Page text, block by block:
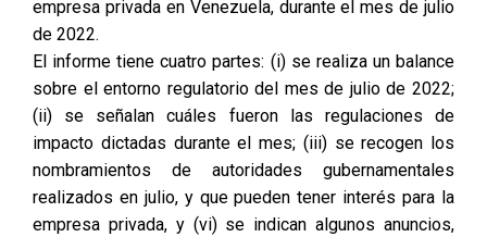
empresa privada en Venezuela, durante el mes de julio
de 2022.
El informe tiene cuatro partes: (i) se realiza un balance
sobre el entorno regulatorio del mes de julio de 2022;
(ii) se señalan cuáles fueron las regulaciones de
impacto dictadas durante el mes; (iii) se recogen los
nombramientos de autoridades gubernamentales
realizados en julio, y que pueden tener interés para la
empresa privada, y (vi) se indican algunos anuncios,